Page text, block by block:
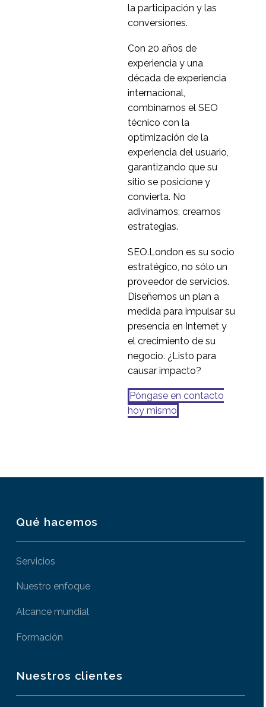
la participación y las
conversiones.
Con 20 años de
experiencia y una
década de experiencia
internacional,
combinamos el SEO
técnico con la
optimización de la
experiencia del usuario,
garantizando que su
sitio se posicione y
convierta. No
adivinamos, creamos
estrategias.
SEO.London es su socio
estratégico, no sólo un
proveedor de servicios.
Diseñemos un plan a
medida para impulsar su
presencia en Internet y
el crecimiento de su
negocio. ¿Listo para
causar impacto?
Póngase en contacto
hoy mismo
Qué hacemos
Servicios
Nuestro enfoque
Alcance mundial
Formación
Nuestros clientes